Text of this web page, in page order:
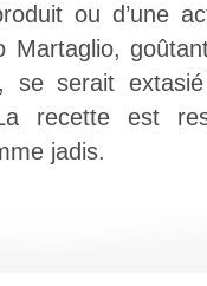
ou d’une
Martaglio,
se serait
recette est
jadis.